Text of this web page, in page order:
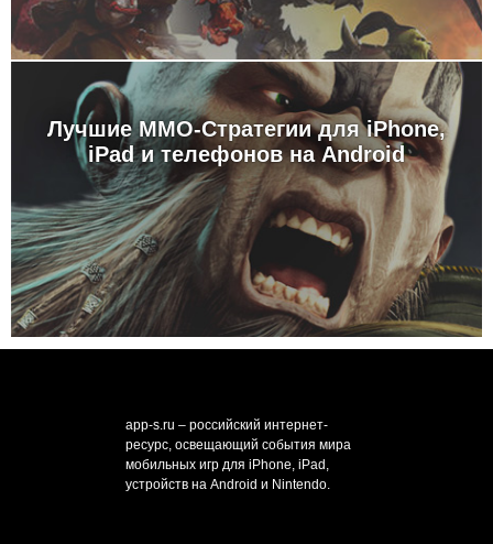
Лучшие MMO-Стратегии для iPhone,
iPad и телефонов на Android
app-s.ru – российский интернет-
ресурс, освещающий события мира
мобильных игр для iPhone, iPad,
устройств на Android и Nintendo.